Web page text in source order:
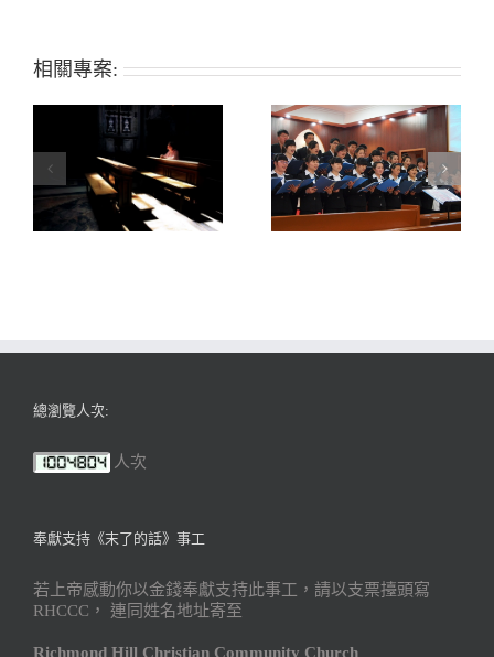
相關專案:
總瀏覽人次:
人次
奉獻支持《末了的話》事工
若上帝感動你以金錢奉獻支持此事工，請以支票擡頭寫
RHCCC， 連同姓名地址寄至
Richmond Hill Christian Community Church